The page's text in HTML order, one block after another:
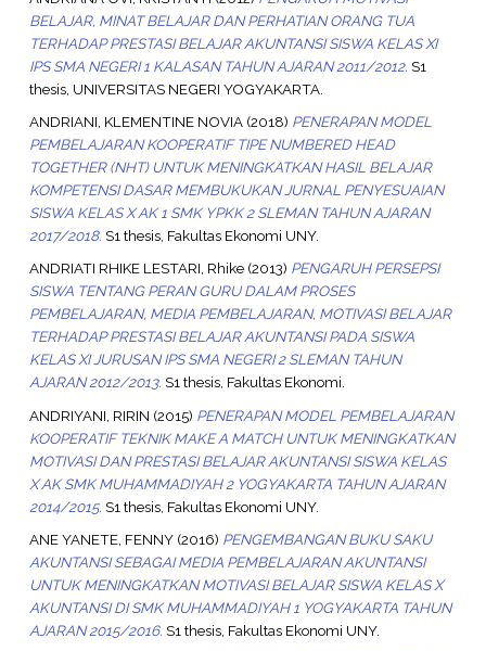
BELAJAR, MINAT BELAJAR DAN PERHATIAN ORANG TUA
TERHADAP PRESTASI BELAJAR AKUNTANSI SISWA KELAS XI
IPS SMA NEGERI 1 KALASAN TAHUN AJARAN 2011/2012. S1
thesis, UNIVERSITAS NEGERI YOGYAKARTA.
ANDRIANI, KLEMENTINE NOVIA(2018) PENERAPAN MODEL
PEMBELAJARAN KOOPERATIF TIPE NUMBERED HEAD
TOGETHER (NHT) UNTUK MENINGKATKAN HASIL BELAJAR
KOMPETENSI DASAR MEMBUKUKAN JURNAL PENYESUAIAN
SISWA KELAS X AK 1 SMK YPKK 2 SLEMAN TAHUN AJARAN
2017/2018. S1 thesis, Fakultas Ekonomi UNY.
ANDRIATI RHIKE LESTARI, Rhike(2013) PENGARUH PERSEPSI
SISWA TENTANG PERAN GURU DALAM PROSES
PEMBELAJARAN, MEDIA PEMBELAJARAN, MOTIVASI BELAJAR
TERHADAP PRESTASI BELAJAR AKUNTANSI PADA SISWA
KELAS XI JURUSAN IPS SMA NEGERI 2 SLEMAN TAHUN
AJARAN 2012/2013. S1 thesis, Fakultas Ekonomi.
ANDRIYANI, RIRIN (2015) PENERAPAN MODEL PEMBELAJARAN
KOOPERATIF TEKNIK MAKE A MATCH UNTUK MENINGKATKAN
MOTIVASI DAN PRESTASI BELAJAR AKUNTANSI SISWA KELAS
X AK SMK MUHAMMADIYAH 2 YOGYAKARTA TAHUN AJARAN
2014/2015. S1 thesis, Fakultas Ekonomi UNY.
ANE YANETE, FENNY(2016) PENGEMBANGAN BUKU SAKU
AKUNTANSI SEBAGAI MEDIA PEMBELAJARAN AKUNTANSI
UNTUK MENINGKATKAN MOTIVASI BELAJAR SISWA KELAS X
AKUNTANSI DI SMK MUHAMMADIYAH 1 YOGYAKARTA TAHUN
AJARAN 2015/2016. S1 thesis, Fakultas Ekonomi UNY.